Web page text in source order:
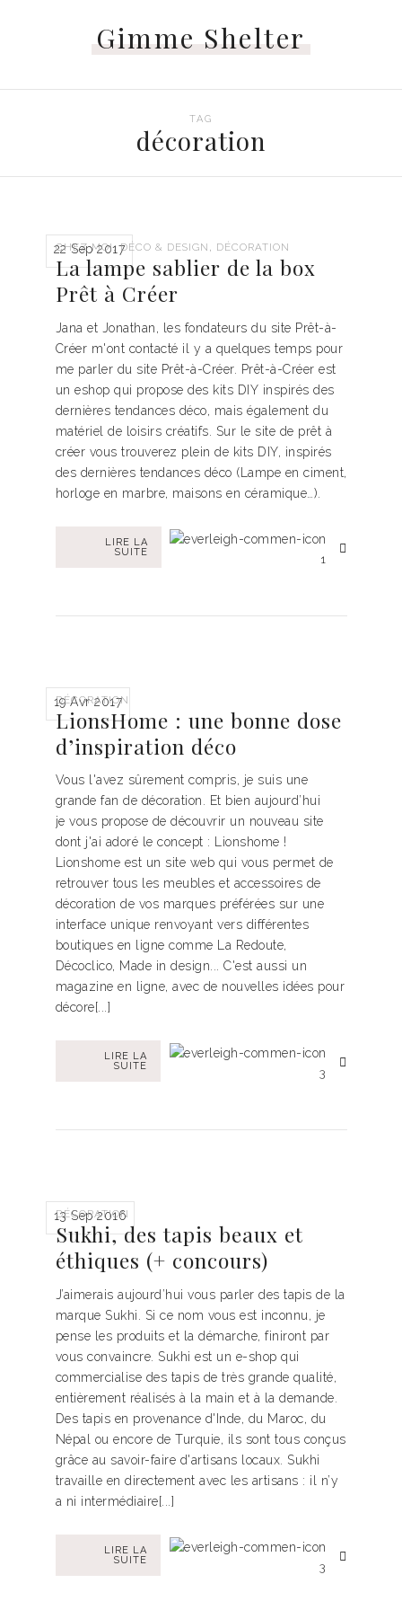
Gimme Shelter
TAG
décoration
22 Sep 2017
CHEZ MOI,DÉCO & DESIGN DÉCORATION
La lampe sablier de la box
Prêt à Créer
Jana et Jonathan, les fondateurs du site Prêt-à-
Créer m'ont contacté il y a quelques temps pour
me parler du site Prêt-à-Créer. Prêt-à-Créer est
un eshop qui propose des kits DIY inspirés des
dernières tendances déco, mais également du
matériel de loisirs créatifs. Sur le site de prêt à
créer vous trouverez plein de kits DIY, inspirés
des dernières tendances déco (Lampe en ciment,
horloge en marbre, maisons en céramique…).
LIRE LA
SUITE
1
19 Avr 2017
DÉCORATION
LionsHome : une bonne dose
d’inspiration déco
Vous l'avez sûrement compris, je suis une
grande fan de décoration. Et bien aujourd’hui
je vous propose de découvrir un nouveau site
dont j'ai adoré le concept : Lionshome !
Lionshome est un site web qui vous permet de
retrouver tous les meubles et accessoires de
décoration de vos marques préférées sur une
interface unique renvoyant vers différentes
boutiques en ligne comme La Redoute,
Décoclico, Made in design... C'est aussi un
magazine en ligne, avec de nouvelles idées pour
décore[...]
LIRE LA
SUITE
3
13 Sep 2016
DÉCORATION
Sukhi, des tapis beaux et
éthiques (+ concours)
J’aimerais aujourd’hui vous parler des tapis de la
marque Sukhi. Si ce nom vous est inconnu, je
pense les produits et la démarche, finiront par
vous convaincre. Sukhi est un e-shop qui
commercialise des tapis de très grande qualité,
entièrement réalisés à la main et à la demande.
Des tapis en provenance d'Inde, du Maroc, du
Népal ou encore de Turquie, ils sont tous conçus
grâce au savoir-faire d'artisans locaux. Sukhi
travaille en directement avec les artisans : il n’y
a ni intermédiaire[...]
LIRE LA
SUITE
3